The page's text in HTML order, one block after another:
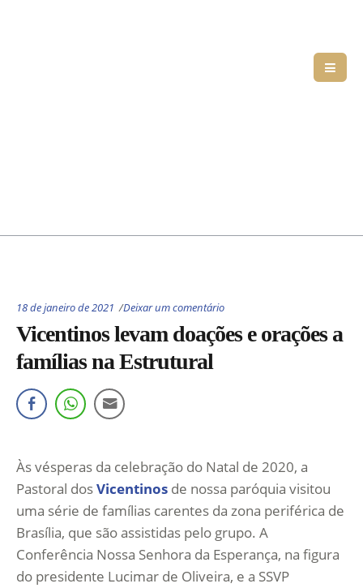
18 de janeiro de 2021 Deixar um comentário
Vicentinos levam doações e orações a
famílias na Estrutural
Às vésperas da celebração do Natal de 2020, a
Pastoral dosVicentinos de nossa paróquia visitou
uma série de famílias carentes da zona periférica de
Brasília, que são assistidas pelo grupo. A
Conferência Nossa Senhora da Esperança, na figura
do presidente Lucimar de Oliveira, e a SSVP